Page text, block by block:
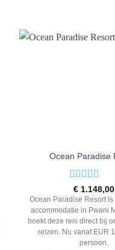
Ocean Paradise
Rated4
out of 5
€1.148,00
Ocean Paradise Resort is
accommodatie in Pwani
boekt deze reis direct bij
reizen. Nu vanaf EUR
persoon.